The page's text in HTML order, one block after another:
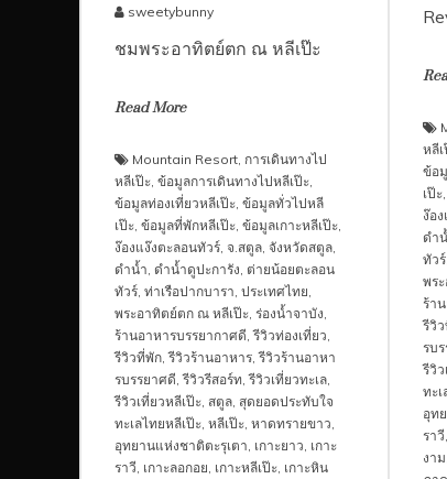
sweetybunny
ชมพระอาทิตย์ตก ณ หลีเป๊ะ
Read More
Mountain Resort, การเดินทางไป
หลีเป๊ะ, ข้อมูลการเดินทางไปหลีเป๊ะ,
ข้อมูลท่องเที่ยวหลีเป๊ะ, ข้อมูลทั่วไปหลี
เป๊ะ, ข้อมูลที่พักหลีเป๊ะ, ข้อมูลเกาะหลีเป๊ะ,
ง๊องแง๊งตะลอนทัวร์, จ.สตูล, จังหวัดสตูล,
ดำน้ำ, ดำน้ำดูปะการัง, ต่ายน้อยตะลอน
ทัวร์, ท่าเรือปากบารา, ประเทศไทย,
พระอาทิตย์ตก ณ หลีเป๊ะ, ร่องน้ำจาบัง,
ร้านอาหารบรรยากาศดี,รีวิวท่องเที่ยว,
รีวิวที่พัก,รีวิวร้านอาหาร,รีวิวร้านอาหา
รบรรยาศดี,รีวิวรีสอร์ท,รีวิวเที่ยวทะเล,
รีวิวเที่ยวหลีเป๊ะ, สตูล, สุดยอดประทับใจ
ทะเลไทยหลีเป๊ะ, หลีเป๊ะ, หาดทรายขาว,
อุทยานแห่งชาติตะรุเตา, เกาะยาว, เกาะ
ราวี, เกาะลอกอย, เกาะหลีเป๊ะ, เกาะหิน
หลีเ
ข้อ
เป๊ะ,
ง๊อ
ดำ
ทัวร์,
พร
ร้า
รีวิ
รบ
รีวิว
ทะ
อุท
ราวี,
งาม